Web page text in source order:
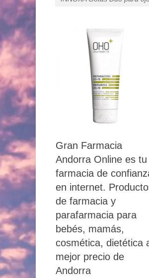
Gran Farmacia
Andorra Online es tu
farmacia de
en internet.
de farmacia y
parafarmacia para
bebés, mamás,
cosmética, dietética
mejor precio de
Andorra